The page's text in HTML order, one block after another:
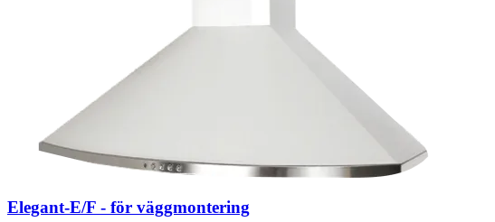
Elegant-E/F - för väggmontering